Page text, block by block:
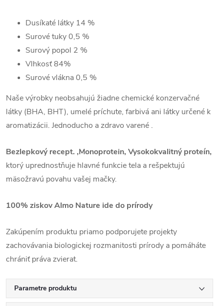
Dusíkaté látky 14 %
Surové tuky 0,5 %
Surový popol 2 %
Vlhkosť84%
Surové vlákna 0,5 %
Naše výrobky neobsahujú žiadne chemické konzervačné
látky (BHA, BHT), umelé príchute, farbivá ani látky určené k
aromatizácii. Jednoducho a zdravo varené .
Bezlepkový recept. ,Monoprotein, Vysokokvalitný proteín,
ktorý uprednostňuje hlavné funkcie tela a rešpektujú
mäsožravú povahu vašej mačky.
100% ziskov Almo Nature ide do prírody
Zakúpením produktu priamo podporujete projekty
zachovávania biologickej rozmanitosti prírody a pomáháte
chrániť práva zvierat.
Parametre produktu